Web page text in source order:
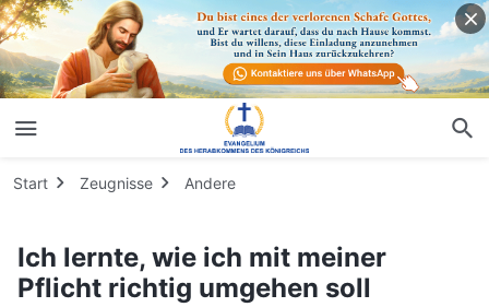
Start Zeugnisse Andere
Ich lernte, wie ich mit meiner
Pflicht richtig umgehen soll